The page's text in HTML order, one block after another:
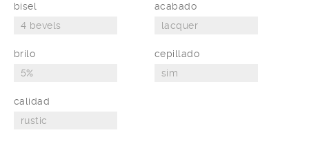
bisel acabado
brilo cepillado
calidad